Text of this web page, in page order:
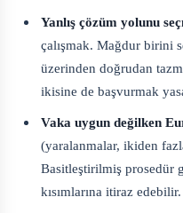
Yanlış çözüm yolunu
çalışmak. Mağdur birini
üzerinden doğrudan
ikisine de başvurmak
Vaka uygun değilken
(yaralanmalar, ikiden
Basitleştirilmiş prosedür
kısımlarına itiraz edebilir.